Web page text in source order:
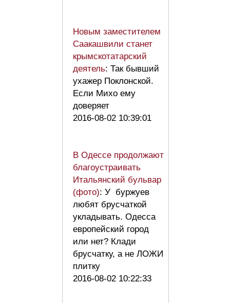
Новым заместителем
Саакашвили станет
крымскотатарский
деятель: Так бывший
ухажер Поклонской.
Если Михо ему
доверяет
2016-08-02 10:39:01
В Одессе продолжают
благоустраивать
Итальянский бульвар
(фото): У буржуев
любят брусчаткой
укладывать. Одесса
европейский город
или нет? Клади
брусчатку, а не ЛОЖИ
плитку
2016-08-02 10:22:33